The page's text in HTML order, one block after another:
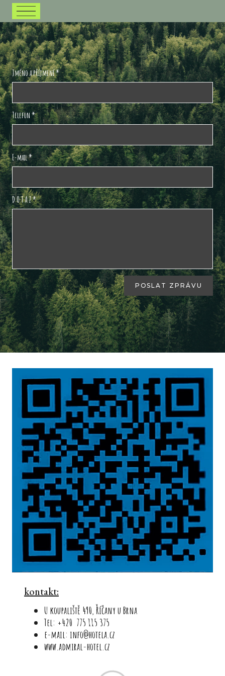
Menu
Jméno a příjmení*
Telefon *
E-mail*
D O T A Z*
POSLAT ZPRÁVU
kontakt:
U koupaliště 490, Říčany u Brna
Tel: +420 775 115 375
e-mail: info@hotela.cz
www.admiral-hotel.cz